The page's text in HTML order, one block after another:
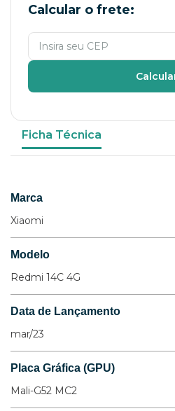
Calcular o frete:
Ficha Técnica
Marca
Xiaomi
Modelo
Redmi 14C 4G
Data de Lançamento
mar/23
Placa Gráfica (GPU)
Mali-G52 MC2